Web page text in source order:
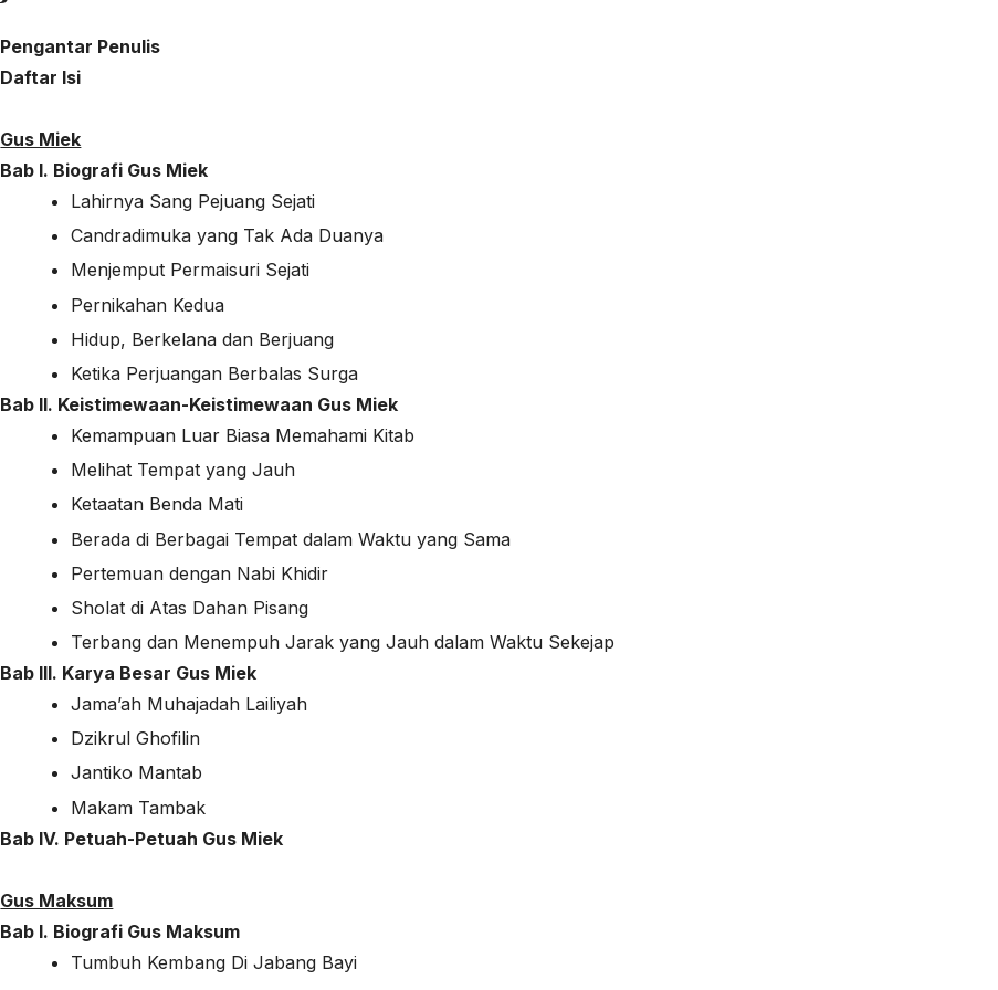
Pengantar Penulis
Daftar Isi
Gus Miek
Bab I. Biografi Gus Miek
Lahirnya Sang Pejuang Sejati
Candradimuka yang Tak Ada Duanya
Menjemput Permaisuri Sejati
Pernikahan Kedua
Hidup, Berkelana dan Berjuang
Ketika Perjuangan Berbalas Surga
Bab II. Keistimewaan-Keistimewaan Gus Miek
Kemampuan Luar Biasa Memahami Kitab
Melihat Tempat yang Jauh
Ketaatan Benda Mati
Berada di Berbagai Tempat dalam Waktu yang Sama
Pertemuan dengan Nabi Khidir
Sholat di Atas Dahan Pisang
Terbang dan Menempuh Jarak yang Jauh dalam Waktu Sekejap
Bab III. Karya Besar Gus Miek
Jama’ah Muhajadah Lailiyah
Dzikrul Ghofilin
Jantiko Mantab
Makam Tambak
Bab IV. Petuah-Petuah Gus Miek
Gus Maksum
Bab I. Biografi Gus Maksum
Tumbuh Kembang Di Jabang Bayi